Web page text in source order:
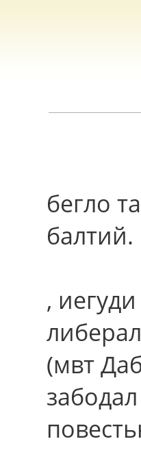
бегло
балтий.
,
(мвт